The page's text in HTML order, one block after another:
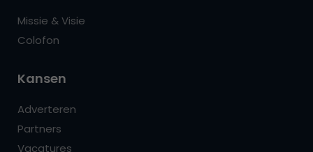
Missie & Visie
Colofon
Kansen
Adverteren
Partners
Vacatures